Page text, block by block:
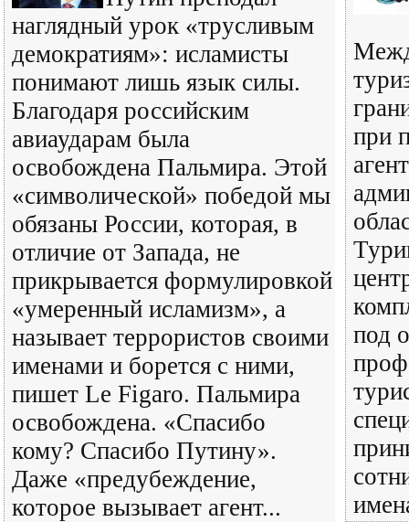
наглядный урок «трусливым
демократиям»: исламисты
понимают лишь язык силы.
Благодаря российским
авиаударам была
освобождена Пальмира. Этой
«символической» победой мы
обязаны России, которая, в
отличие от Запада, не
прикрывается формулировкой
«умеренный исламизм», а
называет террористов своими
именами и борется с ними,
пишет Le Figaro. Пальмира
освобождена. «Спасибо
кому? Спасибо Путину».
Даже «предубеждение,
которое вызывает агент...
при
под